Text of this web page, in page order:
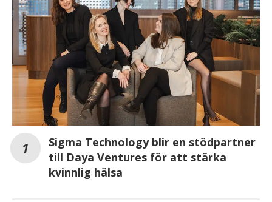
Sigma Technology blir en stödpartner
till Daya Ventures för att stärka
kvinnlig hälsa